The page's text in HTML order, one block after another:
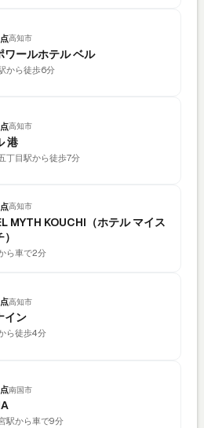
高知市
ワールホテル ベル
から徒歩6分
高知市
港
丁目駅から徒歩7分
高知市
MYTH KOUCHI（ホテル マイス
ら車で2分
高知市
イン
ら徒歩4分
南国市
駅から車で9分